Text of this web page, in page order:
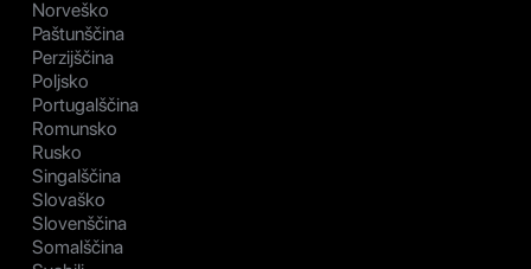
Norveško
Paštunščina
Perzijščina
Poljsko
Portugalščina
Romunsko
Rusko
Singalščina
Slovaško
Slovenščina
Somalščina